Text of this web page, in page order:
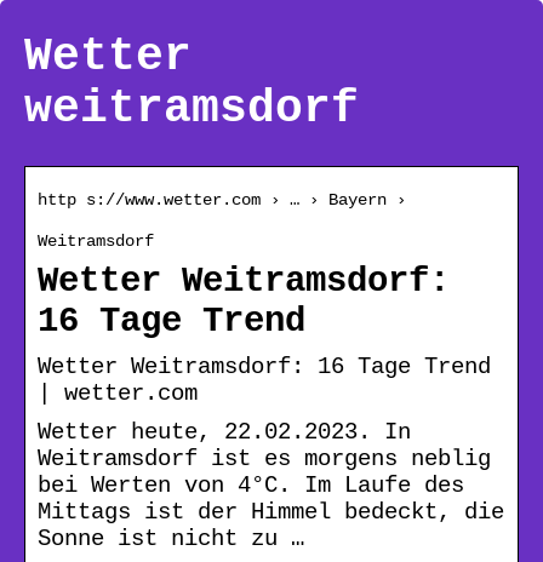
Wetter
weitramsdorf
http s://www.wetter.com › … › Bayern ›
Weitramsdorf
Wetter Weitramsdorf:
16 Tage Trend
Wetter Weitramsdorf: 16 Tage Trend
| wetter.com
Wetter heute, 22.02.2023. In
Weitramsdorf ist es morgens neblig
bei Werten von 4°C. Im Laufe des
Mittags ist der Himmel bedeckt, die
Sonne ist nicht zu …